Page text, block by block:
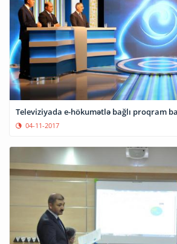
Televiziyada e-hökumətlə bağlı proqram
04-11-2017